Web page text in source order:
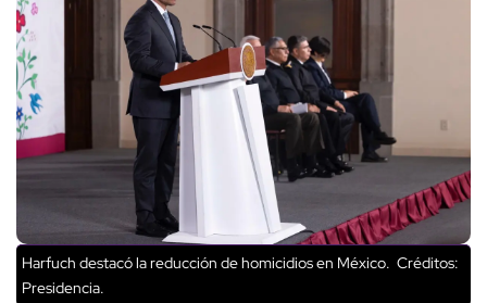
Harfuch destacó la reducción de homicidios en México. Créditos:
Presidencia.